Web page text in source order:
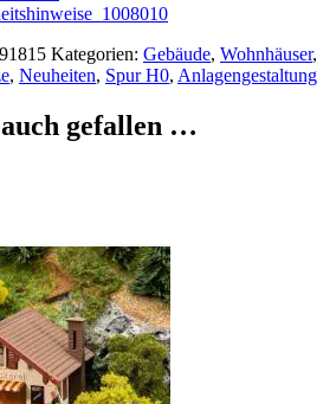
Kategorien: Gebäude, Wohnhäuser,
, Neuheiten, Spur H0, Anlagengestaltung
gefallen …